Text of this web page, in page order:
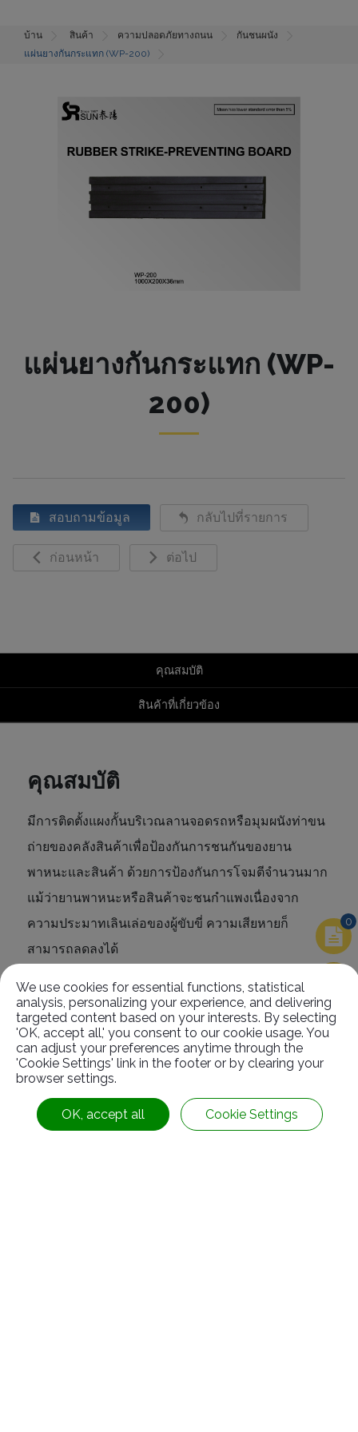
บ้าน สินค้า ความปลอดภัยทางถนน
กันชนผนัง
แผ่นยางกันกระแทก (WP-200)
แผ่นยางกันกระแทก (WP-
200)
สอบถามข้อมูล กลับไปที่รายการ
ก่อนหน้า ต่อไป
คุณสมบัติ
สินค้าที่เกี่ยวข้อง
คุณสมบัติ
มีการติดตั้งแผงกั้นบริเวณลานจอดรถหรือมุมผนังท่าขน
ถ่ายของคลังสินค้าเพื่อป้องกันการชนกันของยาน
พาหนะและสินค้า ด้วยการป้องกันการโจมตีจำนวนมาก
แม้ว่ายานพาหนะหรือสินค้าจะชนกำแพงเนื่องจาก
ความประมาทเลินเล่อของผู้ขับขี่ ความเสียหายก็
สามารถลดลงได้
ที่เกี่ยวข้องสินค้า
0
We use cookies for essential functions, statistical
analysis, personalizing your experience, and delivering
targeted content based on your interests. By selecting
'OK, accept all,' you consent to our cookie usage. You
can adjust your preferences anytime through the
'Cookie Settings' link in the footer or by clearing your
browser settings.
OK, accept all Cookie Settings